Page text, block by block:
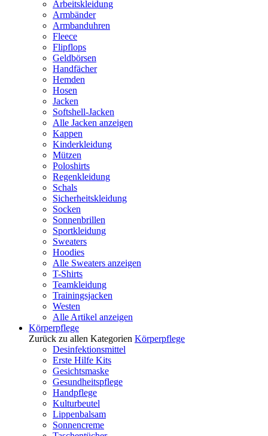
Arbeitskleidung
Armbänder
Armbanduhren
Fleece
Flipflops
Geldbörsen
Handfächer
Hemden
Hosen
Jacken
Softshell-Jacken
Alle Jacken anzeigen
Kappen
Kinderkleidung
Mützen
Poloshirts
Regenkleidung
Schals
Sicherheitskleidung
Socken
Sonnenbrillen
Sportkleidung
Sweaters
Hoodies
Alle Sweaters anzeigen
T-Shirts
Teamkleidung
Trainingsjacken
Westen
Alle Artikel anzeigen
Körperpflege
Zurück zu allen Kategorien Körperpflege
Desinfektionsmittel
Erste Hilfe Kits
Gesichtsmaske
Gesundheitspflege
Handpflege
Kulturbeutel
Lippenbalsam
Sonnencreme